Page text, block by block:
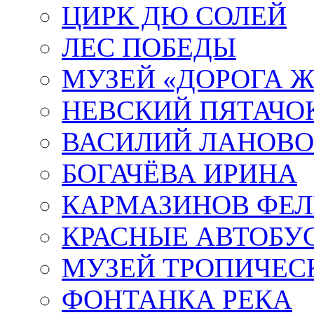
ЦИРК ДЮ СОЛЕЙ
ЛЕС ПОБЕДЫ
МУЗЕЙ «ДОРОГА
НЕВСКИЙ
ВАСИЛИЙ
БОГАЧЁВА ИРИНА
КАРМАЗИНОВ
КРАСНЫЕ
МУЗЕЙ
ФОНТАНКА РЕКА